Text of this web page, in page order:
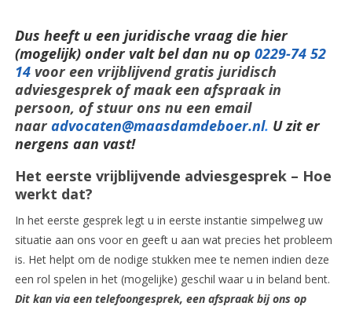
Dus heeft u een juridische vraag die hier
(mogelijk) onder valt bel dan nu op 0229-74 52
14 voor een vrijblijvend gratis juridisch
adviesgesprek of maak een afspraak in
persoon, of stuur ons nu een email
naar advocaten@maasdamdeboer.nl. U zit er
nergens aan vast!
Het eerste vrijblijvende adviesgesprek – Hoe
werkt dat?
In het eerste gesprek legt u in eerste instantie simpelweg uw
situatie aan ons voor en geeft u aan wat precies het probleem
is. Het helpt om de nodige stukken mee te nemen indien deze
een rol spelen in het (mogelijke) geschil waar u in beland bent.
Dit kan via een telefoongesprek, een afspraak bij ons op